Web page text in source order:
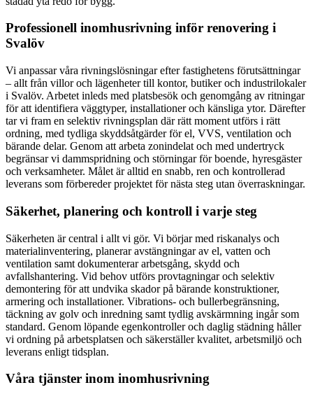
Professionell inomhusrivning inför renovering i
Svalöv
Vi anpassar våra rivningslösningar efter fastighetens förutsättningar
– allt från villor och lägenheter till kontor, butiker och industrilokaler
i Svalöv. Arbetet inleds med platsbesök och genomgång av ritningar
för att identifiera väggtyper, installationer och känsliga ytor. Därefter
tar vi fram en selektiv rivningsplan där rätt moment utförs i rätt
ordning, med tydliga skyddsåtgärder för el, VVS, ventilation och
bärande delar. Genom att arbeta zonindelat och med undertryck
begränsar vi dammspridning och störningar för boende, hyresgäster
och verksamheter. Målet är alltid en snabb, ren och kontrollerad
leverans som förbereder projektet för nästa steg utan överraskningar.
Säkerhet, planering och kontroll i varje steg
Säkerheten är central i allt vi gör. Vi börjar med riskanalys och
materialinventering, planerar avstängningar av el, vatten och
ventilation samt dokumenterar arbetsgång, skydd och
avfallshantering. Vid behov utförs provtagningar och selektiv
demontering för att undvika skador på bärande konstruktioner,
armering och installationer. Vibrations- och bullerbegränsning,
täckning av golv och inredning samt tydlig avskärmning ingår som
standard. Genom löpande egenkontroller och daglig städning håller
vi ordning på arbetsplatsen och säkerställer kvalitet, arbetsmiljö och
leverans enligt tidsplan.
Våra tjänster inom inomhusrivning